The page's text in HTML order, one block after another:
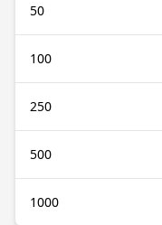
50
100
250
500
1000